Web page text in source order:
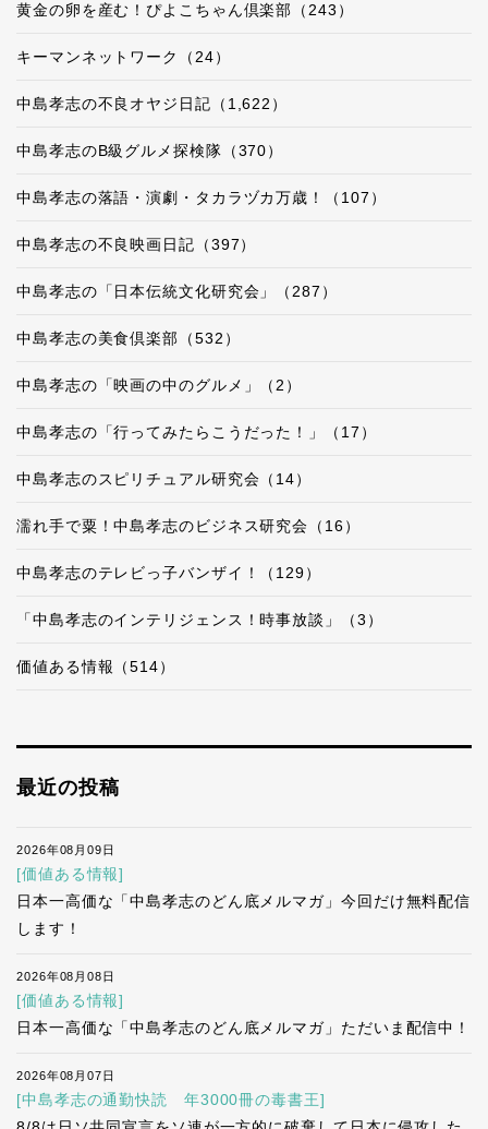
黄金の卵を産む！ぴよこちゃん倶楽部（243）
キーマンネットワーク（24）
中島孝志の不良オヤジ日記（1,622）
中島孝志のB級グルメ探検隊（370）
中島孝志の落語・演劇・タカラヅカ万歳！（107）
中島孝志の不良映画日記（397）
中島孝志の「日本伝統文化研究会」（287）
中島孝志の美食倶楽部（532）
中島孝志の「映画の中のグルメ」（2）
中島孝志の「行ってみたらこうだった！」（17）
中島孝志のスピリチュアル研究会（14）
濡れ手で粟！中島孝志のビジネス研究会（16）
中島孝志のテレビっ子バンザイ！（129）
「中島孝志のインテリジェンス！時事放談」（3）
価値ある情報（514）
最近の投稿
2026年08月09日
[価値ある情報]
日本一高価な「中島孝志のどん底メルマガ」今回だけ無料配信
します！
2026年08月08日
[価値ある情報]
日本一高価な「中島孝志のどん底メルマガ」ただいま配信中！
2026年08月07日
[中島孝志の通勤快読 年3000冊の毒書王]